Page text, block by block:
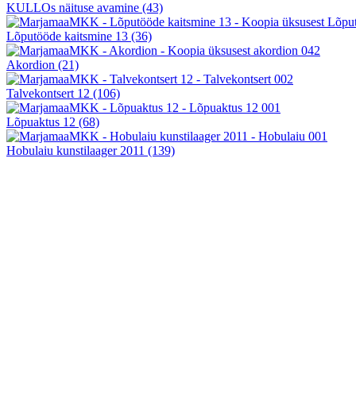
KULLOs näituse avamine (43)
Lõputööde kaitsmine 13 (36)
Akordion (21)
Talvekontsert 12 (106)
Lõpuaktus 12 (68)
Hobulaiu kunstilaager 2011 (139)